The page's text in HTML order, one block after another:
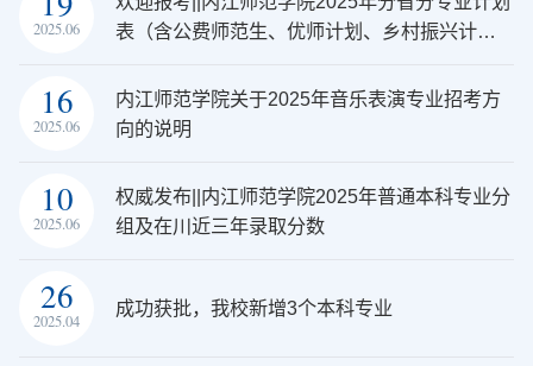
2025.06
表（含公费师范生、优师计划、乡村振兴计
16
2025.06
内江师范学院关于2025年音乐表演专业招考方
向的说明
10
2025.06
权威发布||内江师范学院2025年普通本科专业分
组及在川近三年录取分数
26
2025.04
成功获批，我校新增3个本科专业